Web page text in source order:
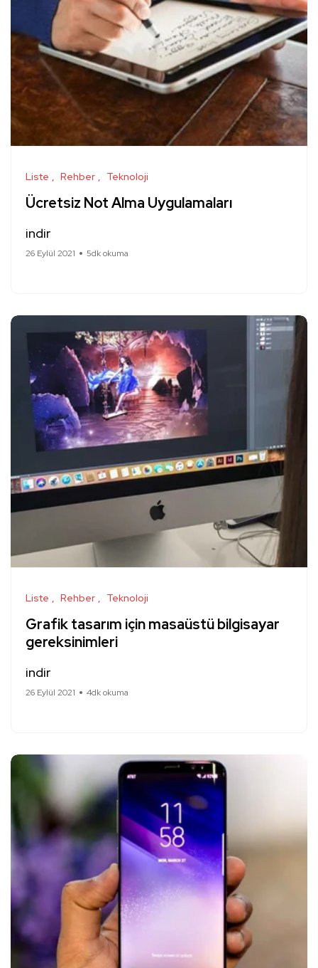
Liste Rehber Teknoloji
Ücretsiz Not Alma Uygulamaları
indir
26 Eylül 2021 5dk okuma
Liste Rehber Teknoloji
Grafik tasarım için masaüstü bilgisayar
gereksinimleri
indir
26 Eylül 2021 4dk okuma